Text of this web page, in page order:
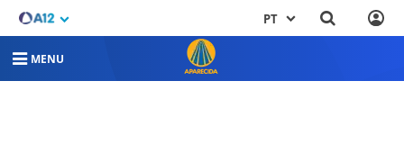
PT
MENU